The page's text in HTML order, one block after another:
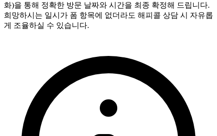
화)을 통해 정확한 방문 날짜와 시간을 최종 확정해 드립니다.
희망하시는 일시가 폼 항목에 없더라도 해피콜 상담 시 자유롭
게 조율하실 수 있습니다.